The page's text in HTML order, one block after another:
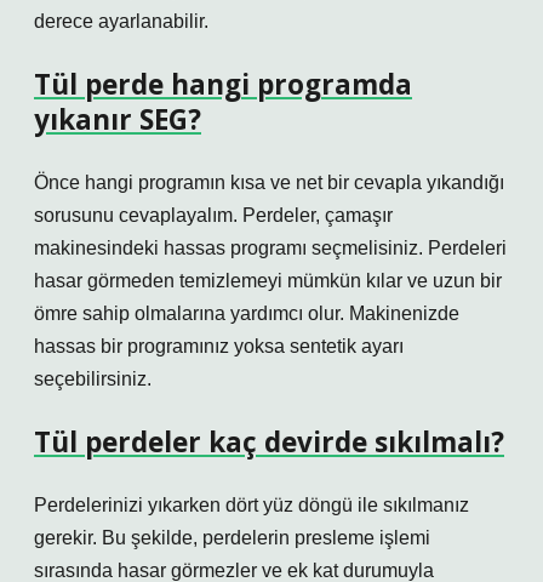
derece ayarlanabilir.
Tül perde hangi programda
yıkanır SEG?
Önce hangi programın kısa ve net bir cevapla yıkandığı
sorusunu cevaplayalım. Perdeler, çamaşır
makinesindeki hassas programı seçmelisiniz. Perdeleri
hasar görmeden temizlemeyi mümkün kılar ve uzun bir
ömre sahip olmalarına yardımcı olur. Makinenizde
hassas bir programınız yoksa sentetik ayarı
seçebilirsiniz.
Tül perdeler kaç devirde sıkılmalı?
Perdelerinizi yıkarken dört yüz döngü ile sıkılmanız
gerekir. Bu şekilde, perdelerin presleme işlemi
sırasında hasar görmezler ve ek kat durumuyla